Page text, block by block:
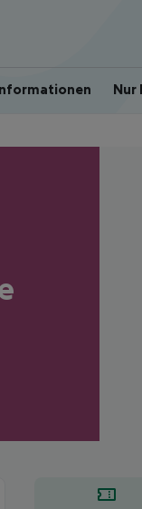
Nur